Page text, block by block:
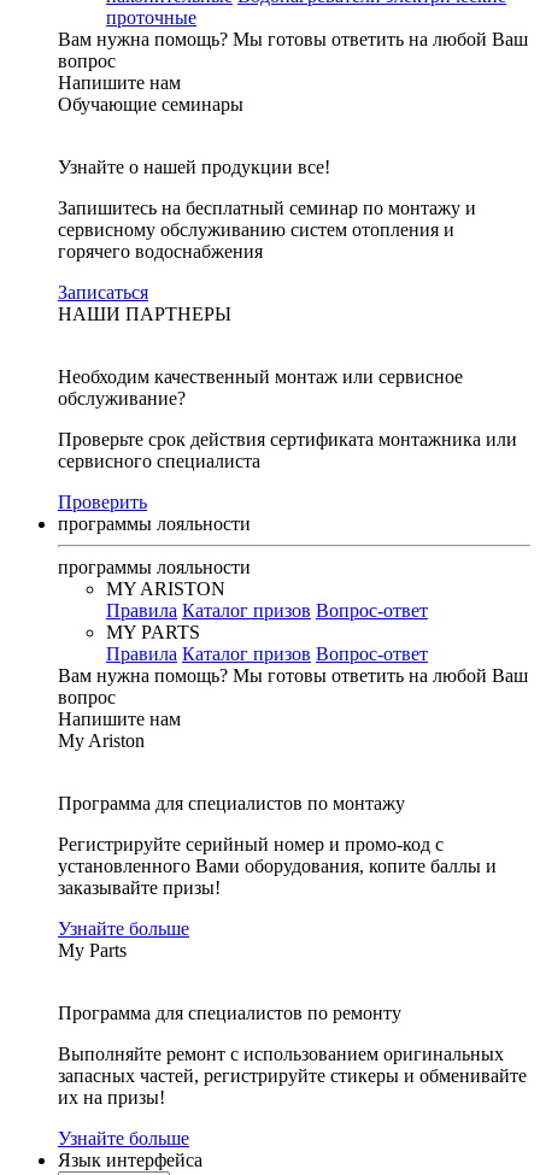
проточные
Вам нужна помощь? Мы готовы ответить на любой Ваш
вопрос
Напишите нам
Обучающие семинары
Узнайте о нашей продукции все!
Запишитесь на бесплатный семинар по монтажу и
сервисному обслуживанию систем отопления и
горячего водоснабжения
Записаться
НАШИ ПАРТНЕРЫ
Необходим качественный монтаж или сервисное
обслуживание?
Проверьте срок действия сертификата монтажника или
сервисного специалиста
Проверить
программы лояльности
программы лояльности
MY ARISTON
Правила Каталог призов Вопрос-ответ
MY PARTS
Правила Каталог призов Вопрос-ответ
Вам нужна помощь? Мы готовы ответить на любой Ваш
вопрос
Напишите нам
My Ariston
Программа для специалистов по монтажу
Регистрируйте серийный номер и промо-код с
установленного Вами оборудования, копите баллы и
заказывайте призы!
Узнайте больше
My Parts
Программа для специалистов по ремонту
Выполняйте ремонт с использованием оригинальных
запасных частей, регистрируйте стикеры и обменивайте
их на призы!
Узнайте больше
Язык интерфейса